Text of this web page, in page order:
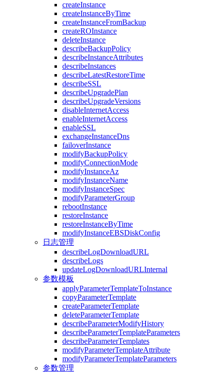
createInstance
createInstanceByTime
createInstanceFromBackup
createROInstance
deleteInstance
describeBackupPolicy
describeInstanceAttributes
describeInstances
describeLatestRestoreTime
describeSSL
describeUpgradePlan
describeUpgradeVersions
disableInternetAccess
enableInternetAccess
enableSSL
exchangeInstanceDns
failoverInstance
modifyBackupPolicy
modifyConnectionMode
modifyInstanceAz
modifyInstanceName
modifyInstanceSpec
modifyParameterGroup
rebootInstance
restoreInstance
restoreInstanceByTime
modifyInstanceEBSDiskConfig
日志管理
describeLogDownloadURL
describeLogs
updateLogDownloadURLInternal
参数模板
applyParameterTemplateToInstance
copyParameterTemplate
createParameterTemplate
deleteParameterTemplate
describeParameterModifyHistory
describeParameterTemplateParameters
describeParameterTemplates
modifyParameterTemplateAttribute
modifyParameterTemplateParameters
参数管理